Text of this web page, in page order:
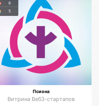
5
6
Псиона
Витрина Веб3-стартапов